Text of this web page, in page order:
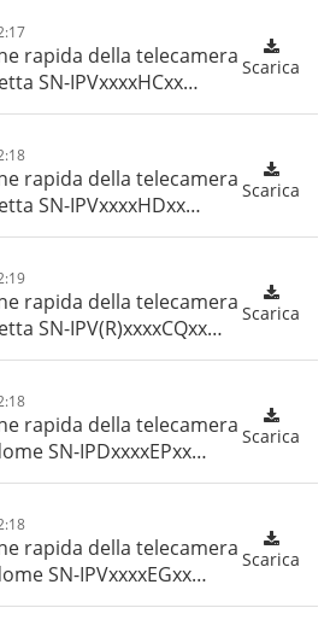
rapida della telecamera
SN-IPVxxxxHCxx
Scarica
rapida della telecamera
SN-IPVxxxxHDxx
Scarica
rapida della telecamera
SN-IPV(R)xxxxCQxx
Scarica
rapida della telecamera
SN-IPDxxxxEPxx
Scarica
rapida della telecamera
SN-IPVxxxxEGxx
Scarica